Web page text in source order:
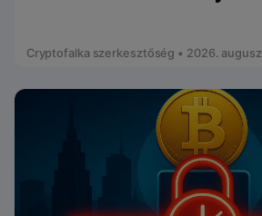
Cryptofalka szerkesztőség • 2026.